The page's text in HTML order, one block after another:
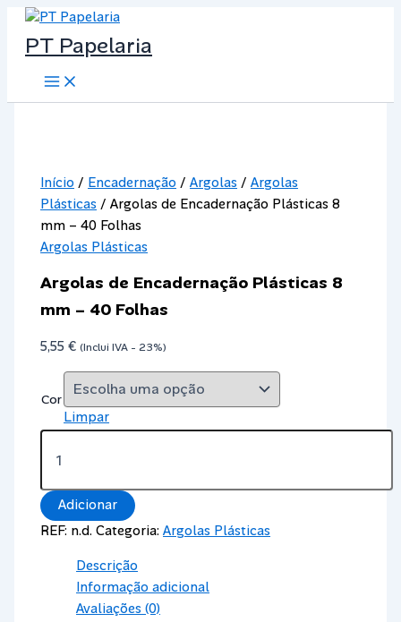
Skip
content
PT Papelaria
Main
Menu
Início / Encadernação /Argolas /Argolas
Plásticas / Argolas de Encadernação Plásticas 8
mm – 40 Folhas
Argolas Plásticas
Argolas de Encadernação Plásticas 8
mm – 40 Folhas
5,55€ (Inclui IVA - 23%)
Cor
Limpar
Quantidade
de
Encadernação
Plásticas
Folhas
Adicionar
REF: n.d. Categoria:Argolas Plásticas
Descrição
Informação adicional
Avaliações (0)